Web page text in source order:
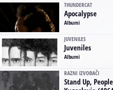
THUNDERCAT
Apocalypse
Albumi
JUVENILES
Juveniles
Albumi
RAZNI IZVOĐAČI
Stand Up,